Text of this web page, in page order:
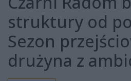
struktury od
Sezon
drużyna z